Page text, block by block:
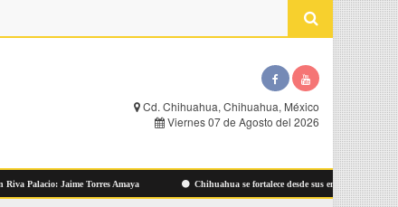
Cd. Chihuahua, Chihuahua, México
Viernes 07 de Agosto del 2026
Palacio: Jaime Torres Amaya Chihuahua se fortalece desde sus emprendedores: